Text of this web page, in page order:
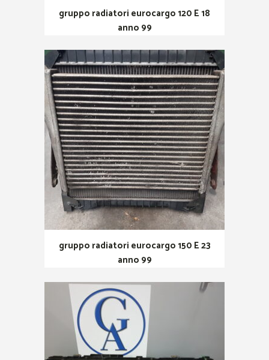
gruppo radiatori eurocargo 120 E 18
anno 99
gruppo radiatori eurocargo 150 E 23
anno 99